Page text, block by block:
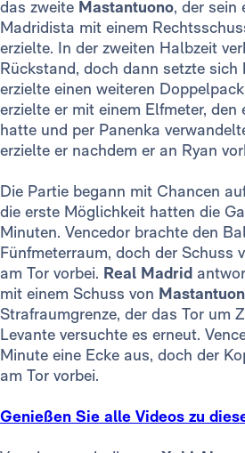
das zweite Mastantuono, der sein
Madridista mit einem
erzielte. In der zweiten Halbzeit
Rückstand, doch dann setzte sich
erzielte einen weiteren
erzielte er mit einem Elfmeter,
hatte und per Panenka
erzielte er nachdem er an Ryan
Die Partie begann mit Chancen
die erste Möglichkeit hatten die
Minuten. Vencedor brachte den
Fünfmeterraum, doch der Schuss
am Tor vorbei. Real Madrid
mit einem Schuss von
Strafraumgrenze, der das Tor um
Levante versuchte es erneut.
Minute eine Ecke aus, doch der
am Tor vorbei.
Genießen Sie alle Videos zu